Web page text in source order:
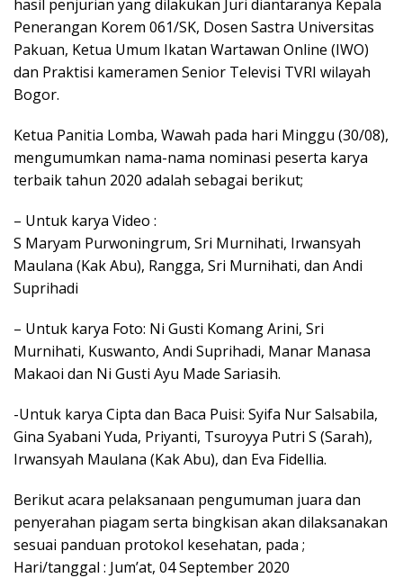
hasil penjurian yang dilakukan Juri diantaranya Kepala
Penerangan Korem 061/SK, Dosen Sastra Universitas
Pakuan, Ketua Umum Ikatan Wartawan Online (IWO)
dan Praktisi kameramen Senior Televisi TVRI wilayah
Bogor.
Ketua Panitia Lomba, Wawah pada hari Minggu (30/08),
mengumumkan nama-nama nominasi peserta karya
terbaik tahun 2020 adalah sebagai berikut;
– Untuk karya Video :
S Maryam Purwoningrum, Sri Murnihati, Irwansyah
Maulana (Kak Abu), Rangga, Sri Murnihati, dan Andi
Suprihadi
– Untuk karya Foto: Ni Gusti Komang Arini, Sri
Murnihati, Kuswanto, Andi Suprihadi, Manar Manasa
Makaoi dan Ni Gusti Ayu Made Sariasih.
-Untuk karya Cipta dan Baca Puisi: Syifa Nur Salsabila,
Gina Syabani Yuda, Priyanti, Tsuroyya Putri S (Sarah),
Irwansyah Maulana (Kak Abu), dan Eva Fidellia.
Berikut acara pelaksanaan pengumuman juara dan
penyerahan piagam serta bingkisan akan dilaksanakan
sesuai panduan protokol kesehatan, pada ;
Hari/tanggal : Jum’at, 04 September 2020